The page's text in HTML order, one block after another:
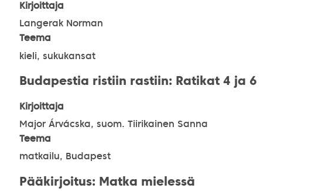
Kirjoittaja
Langerak Norman
Teema
kieli, sukukansat
Budapestia ristiin rastiin: Ratikat 4 ja 6
Kirjoittaja
Major Árvácska, suom. Tiirikainen Sanna
Teema
matkailu, Budapest
Pääkirjoitus: Matka mielessä